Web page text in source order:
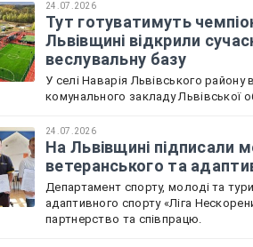
24.07.2026
Тут готуватимуть
Львівщині відкрили
веслувальну базу
У селі Наварія Львівського
комунального закладу Львівської
24.07.2026
На Львівщині підписали
ветеранського та
Департамент спорту, молоді та
адаптивного спорту «Ліга
партнерство та співпрацю.